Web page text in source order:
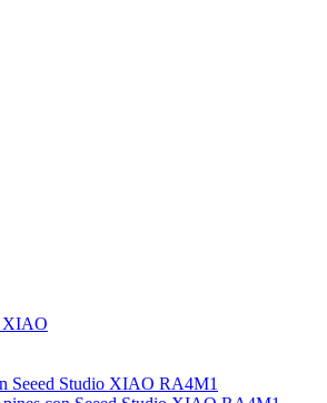
XIAO
Seeed Studio XIAO RA4M1